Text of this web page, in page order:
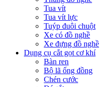
Tua vít
Tua vít lực
Tuýp đuôi chuột
Xe có đồ nghề
Xe đựng đồ nghề
Dụng cụ cắt gọt cơ khí
Bàn ren
Bộ lã ống đồng
Chén cước